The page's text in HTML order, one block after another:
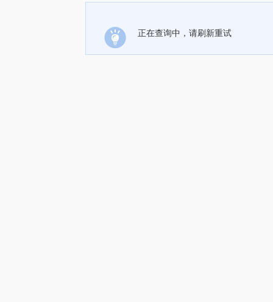
正在查询中，请刷新重试